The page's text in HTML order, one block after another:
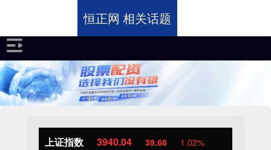
上证指数 3940.04 39.68 1.02%
恒正网 相关话题